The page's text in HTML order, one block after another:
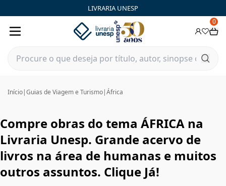
LIVRARIA UNESP
0
Início|Guias de Viagem e Turismo|África
Compre obras do tema ÁFRICA na
Livraria Unesp. Grande acervo de
livros na área de humanas e muitos
outros assuntos. Clique Já!
ÁFRICA | Livraria Unesp | FastStore PLP